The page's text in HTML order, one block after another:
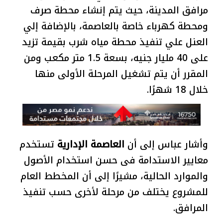
مرافق المدينة، حيث يتم إنشاء محطة صرف
ومحطة كهرباء خاصة بالعاصمة، بالإضافة إلي
العنل علي تنفيذ محطة مياه شرب بقيمة تزيد
على 40 مليار جنيه، بسعة 1.5 متر مكعب ومن
المقرر أن يتم تشغيل المرحلة الأولى منها
خلال 18 شهرًا.
وأشار عباس إلى أن العاصمة الإدارية تستخدم
معايير الاستدامة فى حسن استخدام الأصول
والموارد الحالية، مشيرًا إلى أن المخطط العام
للمشروع يختلف من مرحلة لأخرى حسب تنفيذ
المرافق.